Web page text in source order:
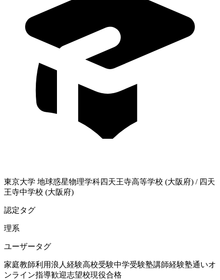
東京大学 地球惑星物理学科四天王寺高等学校 (大阪府) / 四天
王寺中学校 (大阪府)
認定タグ
理系
ユーザータグ
家庭教師利用浪人経験高校受験中学受験塾講師経験塾通いオ
ンライン指導歓迎志望校現役合格